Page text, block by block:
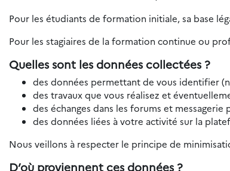
Pour les étudiants de formation initiale, sa base
Pour les stagiaires de la formation continue ou
Quelles sont les données collectées ?
des données permettant de vous identifier
des travaux que vous réalisez et
des échanges dans les forums et messagerie
des données liées à votre activité sur la
Nous veillons à respecter le principe de
D’où proviennent ces données ?